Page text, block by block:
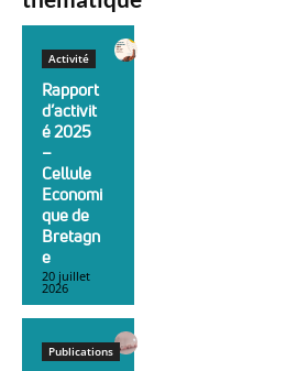
Activité
Rapport
d’activit
é 2025
–
Cellule
Economi
que de
Bretagn
e
20 juillet
2026
Publications